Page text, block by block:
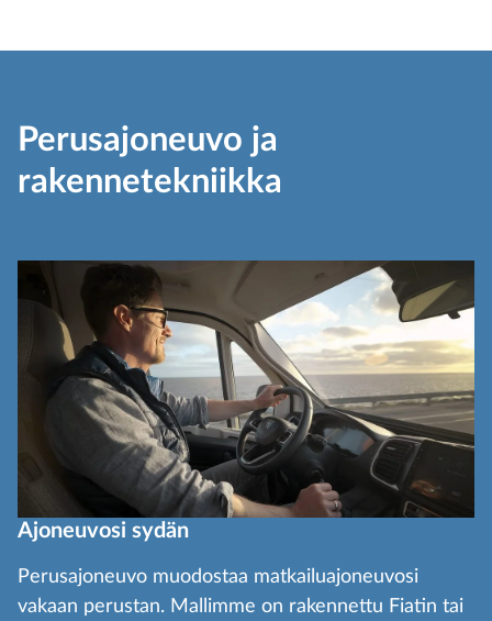
Perusajoneuvo ja
rakennetekniikka
Ajoneuvosi sydän
Perusajoneuvo muodostaa matkailuajoneuvosi
vakaan perustan. Mallimme on rakennettu Fiatin tai